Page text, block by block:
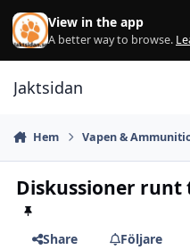
Hoppa till innehåll
View in the app
A better way to browse.
Jaktsidan
Hem Vapen &
Diskussioner
Share
Följare